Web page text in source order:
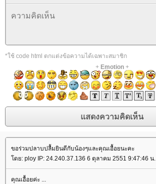
*ใช้ code html ตกแต่งข้อความได้เฉพาะสมาชิก
+ Emotion+
ขอร่วมปลาบปลื้มยินดีกับน้องๆและคุณเอื้อยนะคะ
โดย: ploy IP: 24.240.37.136 6 ตุลาคม 2551 9:47:46 น.
คุณเอื้อยค่ะ ...